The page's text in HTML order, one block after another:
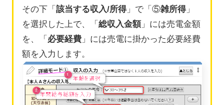
その下「該当する収入/所得」で「⑤雑所得」
を選択した上で、「総収入金額」には売電金額
を、「 必要経費 」には売電に掛かった必要経費
額を入力します。